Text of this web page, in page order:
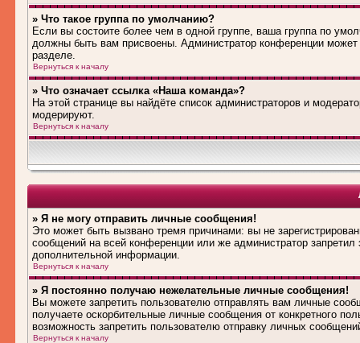
» Что такое группа по умолчанию?
Если вы состоите более чем в одной группе, ваша группа по
должны быть вам присвоены. Администратор конференции
разделе.
Вернуться к началу
» Что означает ссылка «Наша команда»?
На этой странице вы найдёте список администраторов и
модерируют.
Вернуться к началу
» Я не могу отправить личные сообщения!
Это может быть вызвано тремя причинами: вы не
сообщений на всей конференции или же администратор
дополнительной информации.
Вернуться к началу
» Я постоянно получаю нежелательные личные сообщения!
Вы можете запретить пользователю отправлять вам личные
получаете оскорбительные личные сообщения от конкретного
возможность запретить пользователю отправку личных
Вернуться к началу